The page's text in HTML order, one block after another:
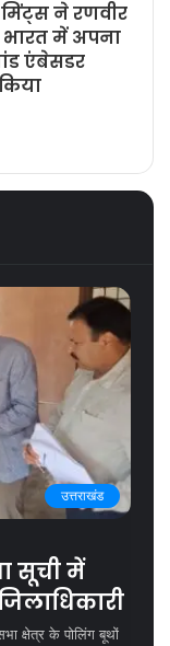
ने रणवीर
भारत में अपना
एंबेसडर
उत्तराखंड
सूची में
क्षेत्र के पोलिंग बूथों